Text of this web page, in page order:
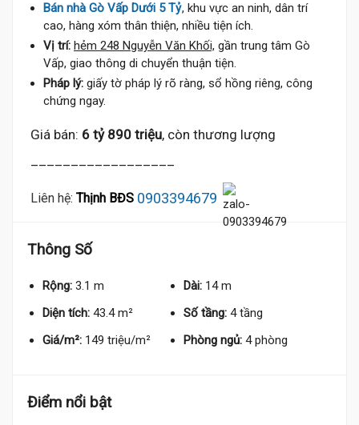
Bán nhà Gò Vấp Dưới 5 Tỷ, khu vực an ninh, dân trí
cao, hàng xóm thân thiện, nhiều tiện ích.
Vị trí: hẻm 248 Nguyễn Văn Khối, gần trung tâm Gò
Vấp, giao thông di chuyển thuận tiện.
Pháp lý: giấy tờ pháp lý rõ ràng, sổ hồng riêng, công
chứng ngay.
Giá bán: 6 tỷ 890 triệu, còn thương lượng
Liên hệ: Thịnh BĐS 0903394679
Thông Số
Rộng: 3.1 m Dài: 14 m
Diện tích: 43.4 m² Số tầng: 4 tầng
Giá/m²: 149 triệu/m² Phòng ngủ: 4 phòng
Điểm nổi bật